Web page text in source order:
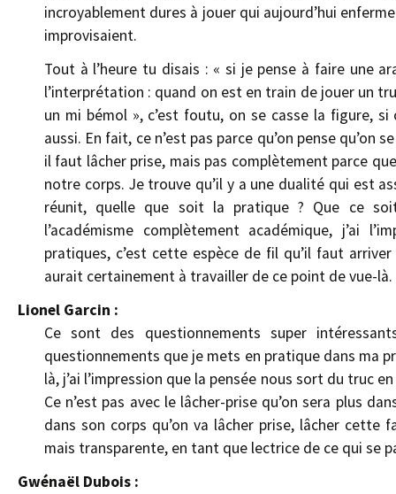
incroyablement dures à jouer qui aujourd’hui
improvisaient.
Tout à l’heure tu disais : « si je pense à faire une
l’interprétation : quand on est en train de jouer un
un mi bémol », c’est foutu, on se casse la figure,
aussi. En fait, ce n’est pas parce qu’on pense
il faut lâcher prise, mais pas complètement parce
notre corps. Je trouve qu’il y a une dualité qui est
réunit, quelle que soit la pratique ? Que ce
l’académisme complètement académique, j’ai
pratiques, c’est cette espèce de fil qu’il faut
aurait certainement à travailler de ce point de vue-là.
Lionel Garcin :
Ce sont des questionnements super
questionnements que je mets en pratique dans ma
là, j’ai l’impression que la pensée nous sort du truc
Ce n’est pas avec le lâcher-prise qu’on sera plus
dans son corps qu’on va lâcher prise, lâcher
mais transparente, en tant que lectrice de ce qui se
Gwénaël Dubois :